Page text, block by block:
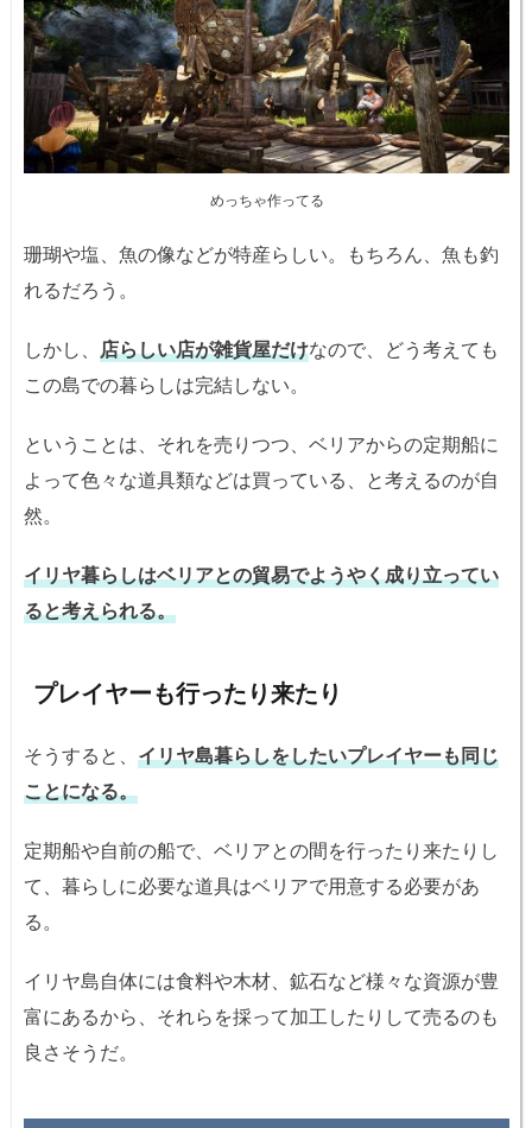
めっちゃ作ってる
珊瑚や塩、魚の像などが特産らしい。もちろん、魚も釣
れるだろう。
しかし、 店らしい店が雑貨屋だけなので、どう考えても
この島での暮らしは完結しない。
ということは、それを売りつつ、ベリアからの定期船に
よって色々な道具類などは買っている、と考えるのが自
然。
イリヤ暮らしはベリアとの貿易でようやく成り立ってい
ると考えられる。
プレイヤーも行ったり来たり
そうすると、 イリヤ島暮らしをしたいプレイヤーも同じ
ことになる。
定期船や自前の船で、ベリアとの間を行ったり来たりし
て、暮らしに必要な道具はベリアで用意する必要があ
る。
イリヤ島自体には食料や木材、鉱石など様々な資源が豊
富にあるから、それらを採って加工したりして売るのも
良さそうだ。